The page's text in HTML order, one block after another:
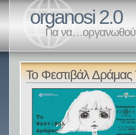
organosi 2.0
Για
Το Φεστιβάλ Δράμας